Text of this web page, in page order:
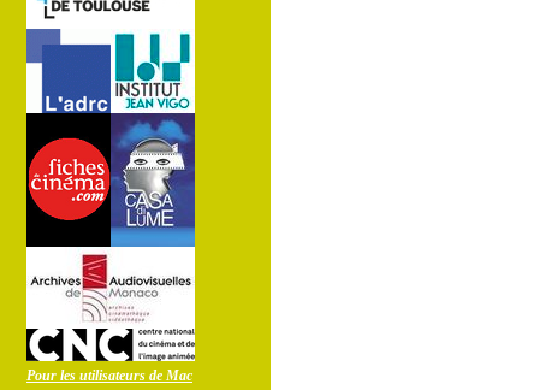
Pour les utilisateurs de Mac